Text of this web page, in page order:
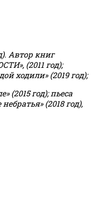
Автор книг
(2011 год);
ходили» (2019 год);
(2015 год); пьеса
(2018 год),